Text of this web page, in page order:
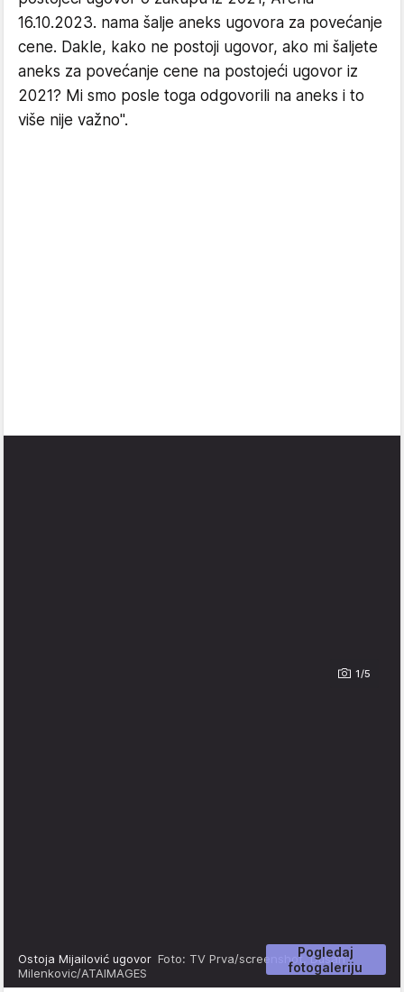
16.10.2023. nama šalje aneks ugovora za povećanje
cene. Dakle, kako ne postoji ugovor, ako mi šaljete
aneks za povećanje cene na postojeći ugovor iz
2021? Mi smo posle toga odgovorili na aneks i to
više nije važno".
1/5
Pogledaj
fotogaleriju
Ostoja Mijailović ugovor Foto: TV Prva/screenshot, Dusan
Milenkovic/ATAIMAGES